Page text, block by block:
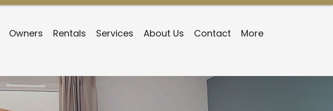
Owners Rentals Services About Us Contact More